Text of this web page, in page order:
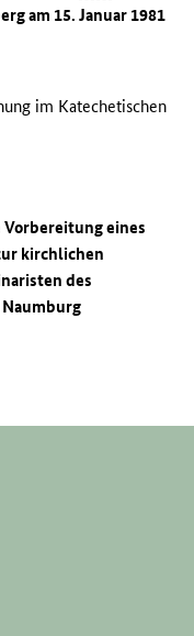
am 15. Januar 1981
im Katechetischen
eines
kirchlichen
des